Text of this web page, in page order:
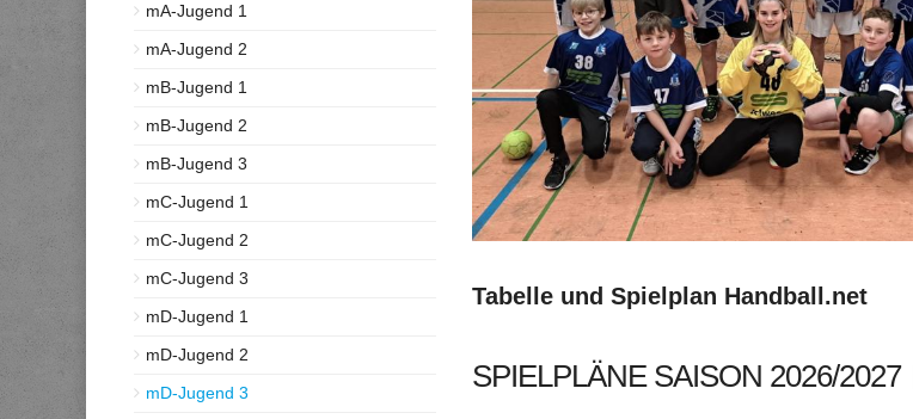
mA-Jugend 1
mA-Jugend 2
mB-Jugend 1
mB-Jugend 2
mB-Jugend 3
mC-Jugend 1
mC-Jugend 2
mC-Jugend 3
mD-Jugend 1
mD-Jugend 2
mD-Jugend 3
Tabelle und Spielplan Handball.net
SPIELPLÄNE SAISON 2026/2027